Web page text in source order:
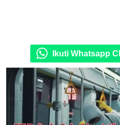
Ikuti Whatsapp